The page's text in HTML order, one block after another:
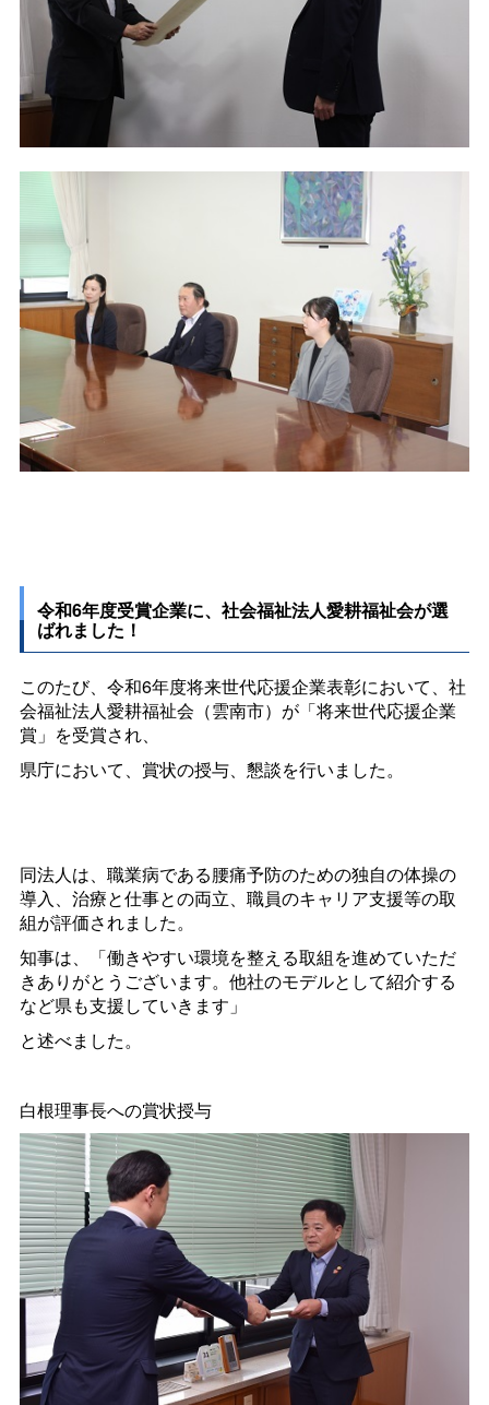
令和6年度受賞企業に、社会福祉法人愛耕福祉会が選
ばれました！
このたび、令和6年度将来世代応援企業表彰において、社
会福祉法人愛耕福祉会（雲南市）が「将来世代応援企業
賞」を受賞され、
県庁において、賞状の授与、懇談を行いました。
同法人は、職業病である腰痛予防のための独自の体操の
導入、治療と仕事との両立、職員のキャリア支援等の取
組が評価されました。
知事は、「働きやすい環境を整える取組を進めていただ
きありがとうございます。他社のモデルとして紹介する
など県も支援していきます」
と述べました。
白根理事長への賞状授与